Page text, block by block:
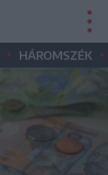
• HÁROMSZÉK •